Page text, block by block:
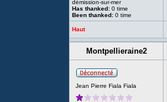
démission-sur-mer
Has thanked: 0 time
Been thanked: 0 time
Haut
Montpellieraine2
Jean Pierre Fiala Fiala